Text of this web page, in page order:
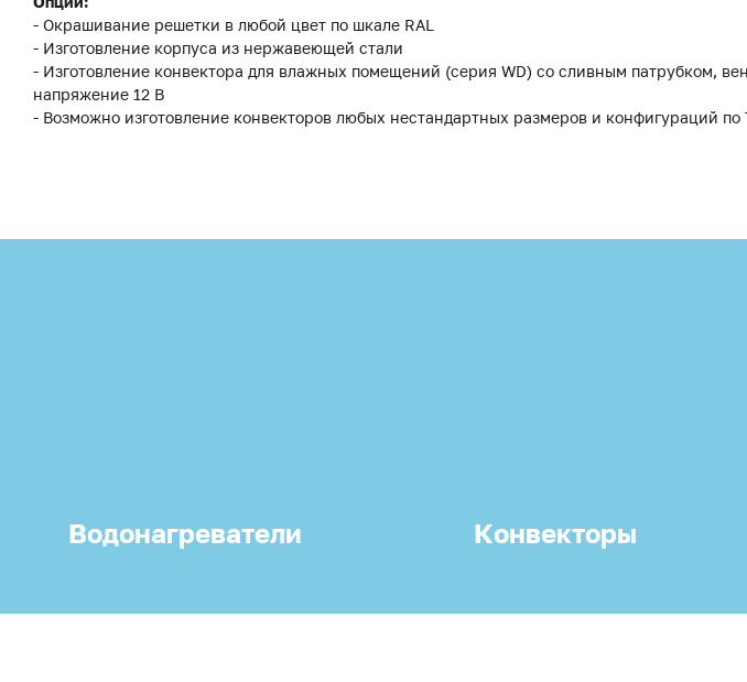
- Окрашивание решетки в любой цвет по шкале RAL
- Изготовление корпуса из нержавеющей стали
- Изготовление конвектора для влажных помещений (серия WD) со сливным патрубком,
напряжение 12 В
- Возможно изготовление конвекторов любых нестандартных размеров и конфигураций по
Водонагреватели Конвекторы